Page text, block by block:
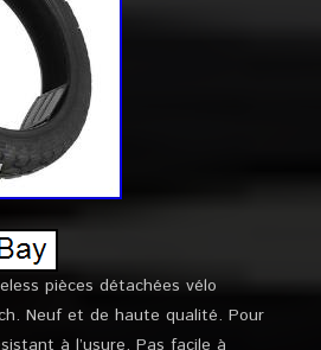
pièces détachées vélo
Neuf et de haute qualité. Pour
à l’usure. Pas facile à